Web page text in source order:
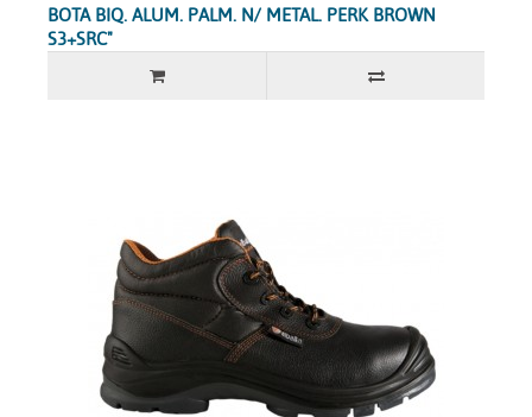
BOTA BIQ. ALUM. PALM. N/ METAL. PERK BROWN
S3+SRC"